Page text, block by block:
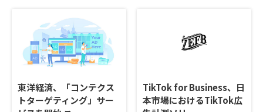
東洋経済、「コンテクス
トターゲティング」サー
TikTok for Business、日
本市場におけるTikTok広